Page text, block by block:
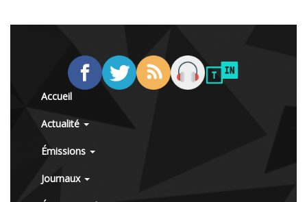
Accueil
Actualité
Émissions
Journaux